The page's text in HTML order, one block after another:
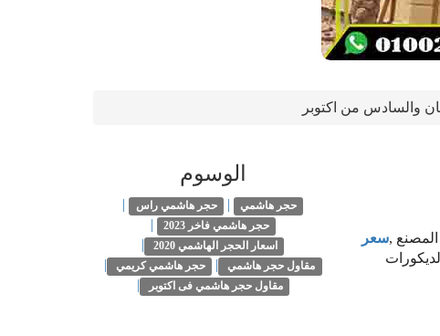
والسادس من اكتوبر
الوسوم
حجر هاشمي | حجر هاشمي راس |
حجر هاشمي فاخر 2023 |
اسعار الحجر الهاشمي 2020 |
مقاول حجر هاشمي | حجر هاشمي كريمي |
مقاول حجر هاشمي فى اكتوبر |
,سعر